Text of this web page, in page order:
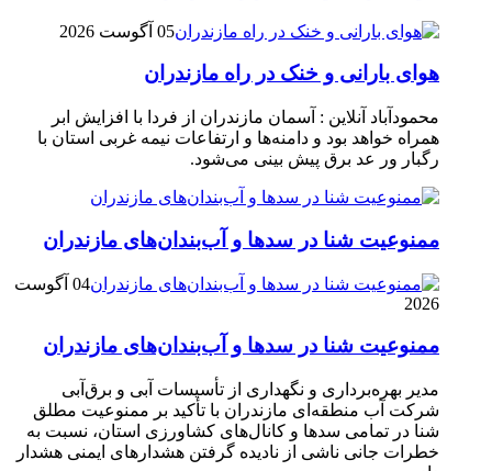
05 آگوست 2026
هوای بارانی و خنک در راه مازندران
محمودآباد آنلاین : آسمان مازندران از فردا با افزایش ابر
همراه خواهد بود و دامنه‌ها و ارتفاعات نیمه غربی استان با
رگبار ور عد برق پیش بینی می‌شود.
ممنوعیت شنا در سدها و آب‌بندان‌‌های مازندران
04 آگوست
2026
ممنوعیت شنا در سدها و آب‌بندان‌‌های مازندران
مدیر بهره‌برداری و نگهداری از تأسیسات آبی و برق‌آبی
شرکت آب منطقه‌ای مازندران با تأکید بر ممنوعیت مطلق
شنا در تمامی سدها و کانال‌های کشاورزی استان، نسبت به
خطرات جانی ناشی از نادیده گرفتن هشدارهای ایمنی هشدار